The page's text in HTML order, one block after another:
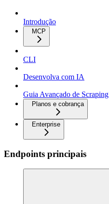
Introdução
MCP
CLI
Desenvolva com IA
Guia Avançado de Scraping
Planos e cobrança
Enterprise
Endpoints principais